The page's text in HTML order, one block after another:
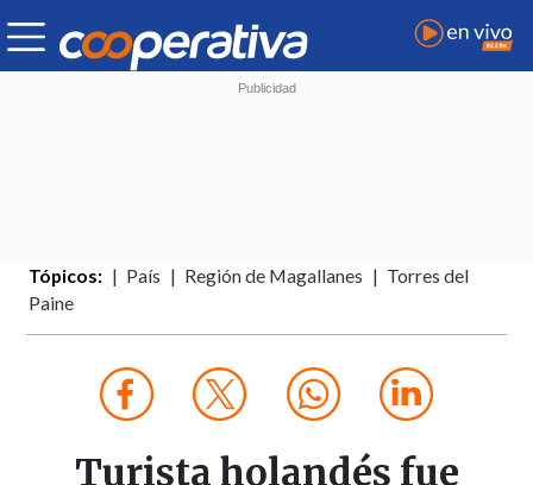
Tópicos: País Región de Magallanes
Torres del
Paine
Turista holandés fue